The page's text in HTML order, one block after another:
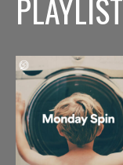
PLAYLIST